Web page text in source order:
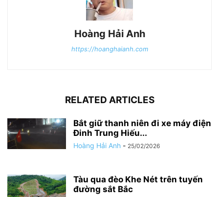
Hoàng Hải Anh
https://hoanghaianh.com
RELATED ARTICLES
Bắt giữ thanh niên đi xe máy điện
Đinh Trung Hiếu...
Hoàng Hải Anh - 25/02/2026
Tàu qua đèo Khe Nét trên tuyến
đường sắt Bắc